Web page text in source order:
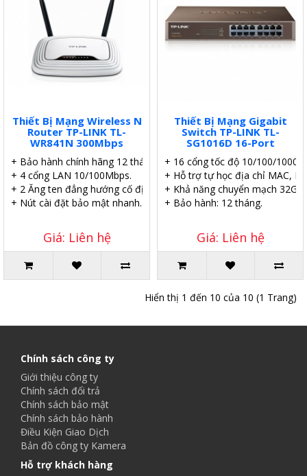
Thiết Bị Mạng Wireless N
Router TP-LINK TL-
WR841N 300Mbps
+ Bảo hành chính hãng 12 tháng.
+ 4 cổng LAN 10/100Mbps.
+ 2 Ăng ten đẳng hướng cố định 5dBi
+ Nút cài đặt bảo mật nhanh.
Giá: Liên hệ
Thiết Bị Mạng Gigabit
Switch TP-LINK TL-
SG1016D 16-Port
+ 16 cổng tốc độ 10/100/1000
+ Hỗ trợ tự học địa chỉ MAC,
+ Khả năng chuyển mạch
+ Bảo hành: 12 tháng.
Giá: Liên hệ
Hiển thị 1 đến 10 của 10 (1 Trang)
Chính sách công ty
Giới thiệu công ty
Chính sách đổi trả
Chính sách bảo mật
Chính sách bảo hành
Điều Kiện Giao Dịch
Bản đồ công ty Kamera
Hỗ trợ khách hàng